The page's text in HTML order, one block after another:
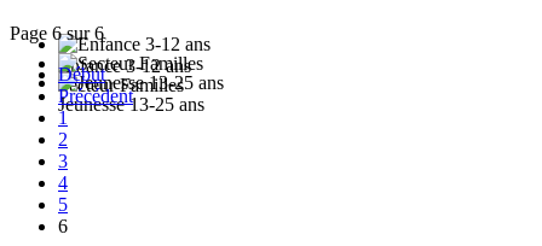
Enfance 3-12 ans
Secteur Familles
Jeunesse 13-25 ans
Page 6 sur 6
Début
Précédent
1
2
3
4
5
6